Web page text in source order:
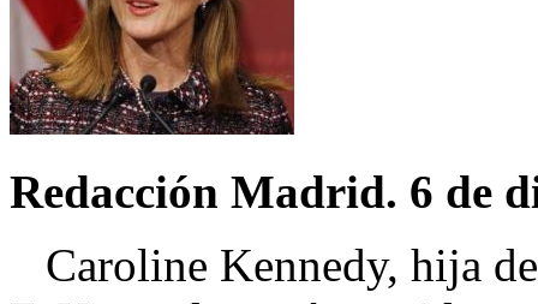
Redacción Madrid. 6 de
Caroline Kennedy, hija